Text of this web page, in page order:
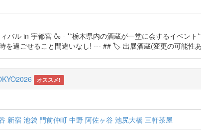
バル in 宇都宮 🍶 - **栃木県内の酒蔵が一堂に会するイベン
を過ごせること間違いなし! --- ## 🏷 出展酒蔵(変更の可能性
オススメ!
新宿 池袋 門前仲町 中野 阿佐ヶ谷 池尻大橋 三軒茶屋